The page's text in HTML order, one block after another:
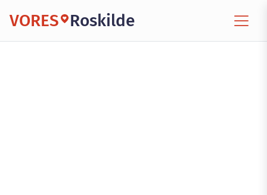
VORES Roskilde